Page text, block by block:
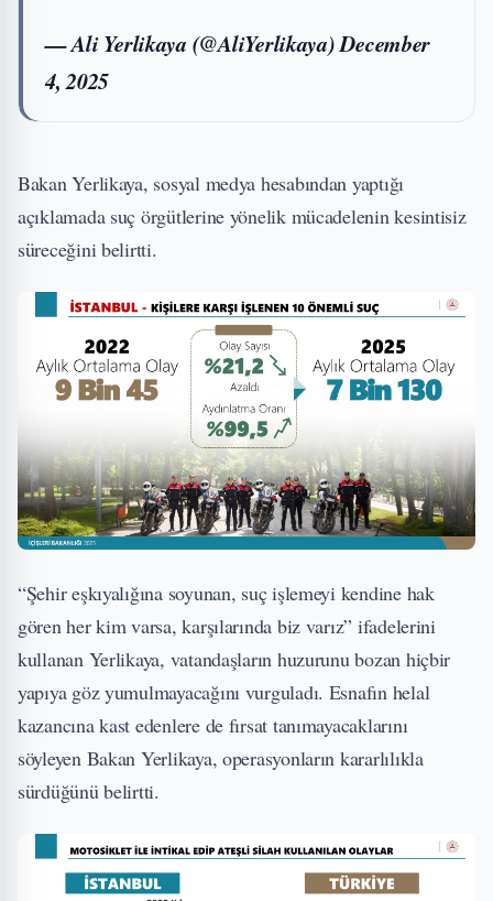
— Ali Yerlikaya (@AliYerlikaya)December
4, 2025
Bakan Yerlikaya, sosyal medya hesabından yaptığı
açıklamada suç örgütlerine yönelik mücadelenin kesintisiz
süreceğini belirtti.
“Şehir eşkıyalığına soyunan, suç işlemeyi kendine hak
gören her kim varsa, karşılarında biz varız” ifadelerini
kullanan Yerlikaya, vatandaşların huzurunu bozan hiçbir
yapıya göz yumulmayacağını vurguladı. Esnafın helal
kazancına kast edenlere de fırsat tanımayacaklarını
söyleyen Bakan Yerlikaya, operasyonların kararlılıkla
sürdüğünü belirtti.